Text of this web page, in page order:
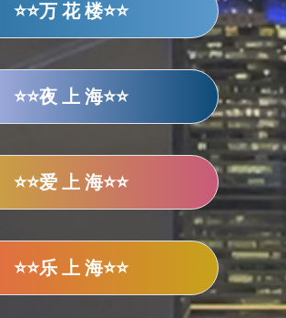
⭐⭐万 花 楼⭐⭐
⭐⭐夜 上 海⭐⭐
⭐⭐爱 上 海⭐⭐
⭐⭐乐 上 海⭐⭐